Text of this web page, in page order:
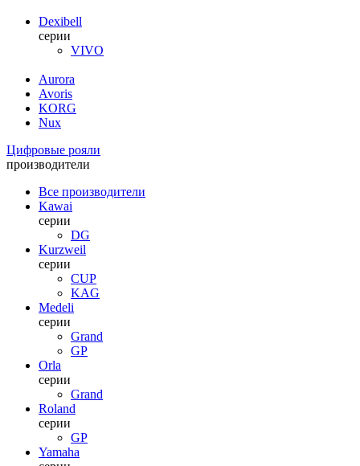
Dexibell
серии
VIVO
Aurora
Avoris
KORG
Nux
Цифровые рояли
производители
Все производители
Kawai
серии
DG
Kurzweil
серии
CUP
KAG
Medeli
серии
Grand
GP
Orla
серии
Grand
Roland
серии
GP
Yamaha